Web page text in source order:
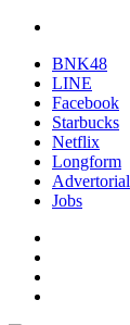
BNK48
LINE
Facebook
Starbucks
Netflix
Longform
Advertorial
Jobs